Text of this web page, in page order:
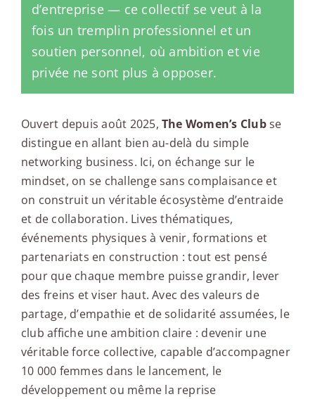
d’entreprise — ce collectif se veut à la
fois un tremplin professionnel et un
soutien personnel, où ambition et vie
privée ne sont plus à opposer.
Ouvert depuis août 2025, The Women’s Clubse
distingue en allant bien au-delà du simple
networking business. Ici, on échange sur le
mindset, on se challenge sans complaisance et
on construit un véritable écosystème d’entraide
et de collaboration. Lives thématiques,
événements physiques à venir, formations et
partenariats en construction : tout est pensé
pour que chaque membre puisse grandir, lever
des freins et viser haut. Avec des valeurs de
partage, d’empathie et de solidarité assumées, le
club affiche une ambition claire : devenir une
véritable force collective, capable d’accompagner
10 000 femmes dans le lancement, le
développement ou même la reprise